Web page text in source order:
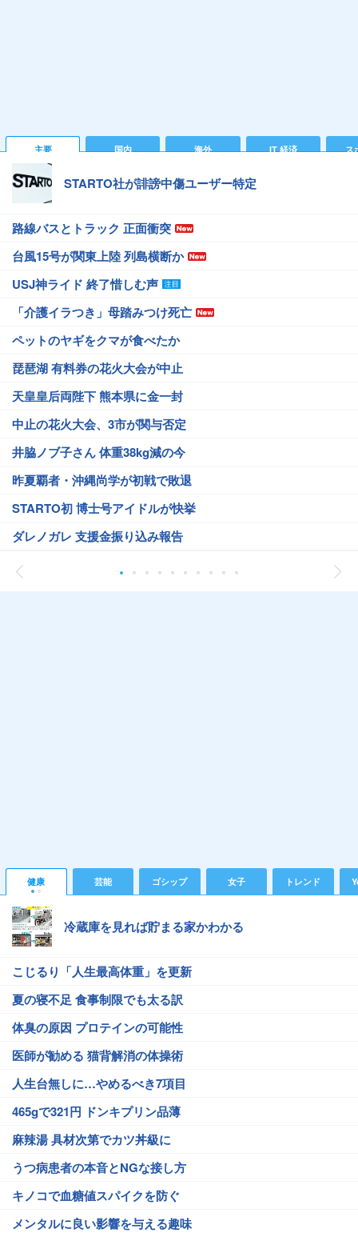
主要 国内 海外 IT 経済 ス
STARTO社が誹謗中傷ユーザー特定
路線バスとトラック 正面衝突
台風15号が関東上陸 列島横断か
USJ神ライド 終了惜しむ声
「介護イラつき」母踏みつけ死亡
ペットのヤギをクマが食べたか
琵琶湖 有料券の花火大会が中止
天皇皇后両陛下 熊本県に金一封
中止の花火大会、3市が関与否定
井脇ノブ子さん 体重38kg減の今
昨夏覇者・沖縄尚学が初戦で敗退
STARTO初 博士号アイドルが快挙
ダレノガレ 支援金振り込み報告
健康 芸能 ゴシップ 女子 トレンド
冷蔵庫を見れば貯まる家かわかる
こじるり「人生最高体重」を更新
夏の寝不足 食事制限でも太る訳
体臭の原因 プロテインの可能性
医師が勧める 猫背解消の体操術
人生台無しに…やめるべき7項目
465gで321円 ドンキプリン品薄
麻辣湯 具材次第でカツ丼級に
うつ病患者の本音とNGな接し方
キノコで血糖値スパイクを防ぐ
メンタルに良い影響を与える趣味